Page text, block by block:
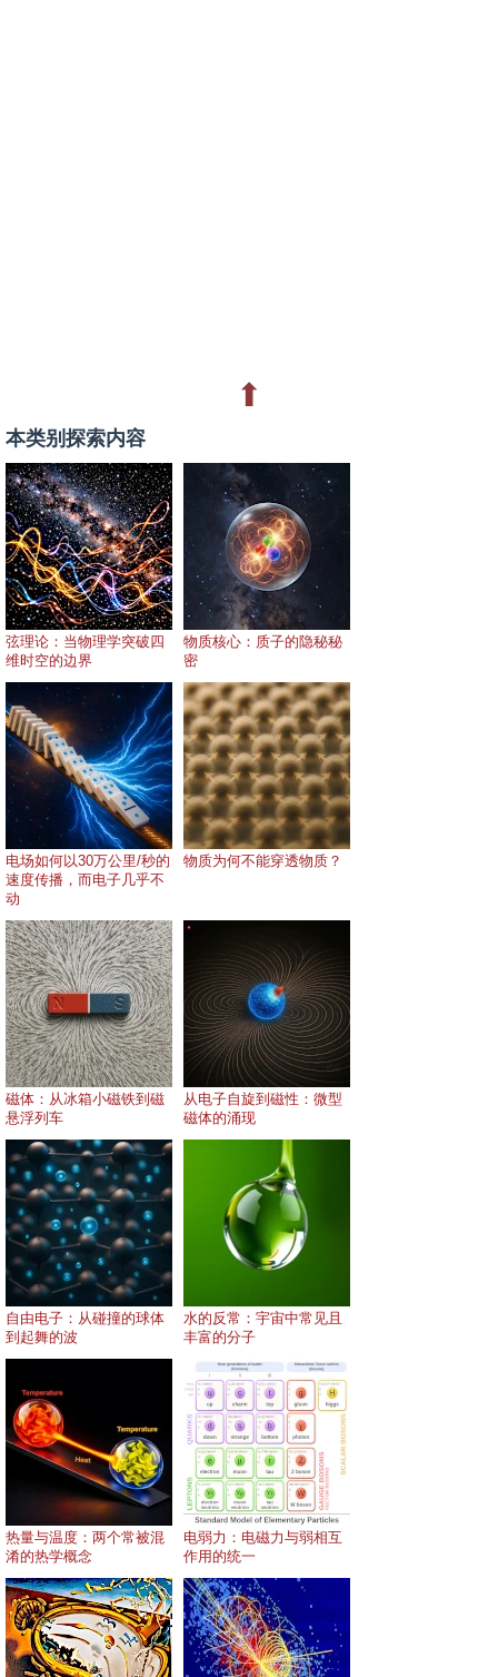
⬆
本类别探索内容
弦理论：当物理学突破四
维时空的边界
物质核心：质子的隐秘秘
密
电场如何以30万公里/秒的
速度传播，而电子几乎不
动
物质为何不能穿透物质？
磁体：从冰箱小磁铁到磁
悬浮列车
从电子自旋到磁性：微型
磁体的涌现
自由电子：从碰撞的球体
到起舞的波
水的反常：宇宙中常见且
丰富的分子
热量与温度：两个常被混
淆的热学概念
电弱力：电磁力与弱相互
作用的统一